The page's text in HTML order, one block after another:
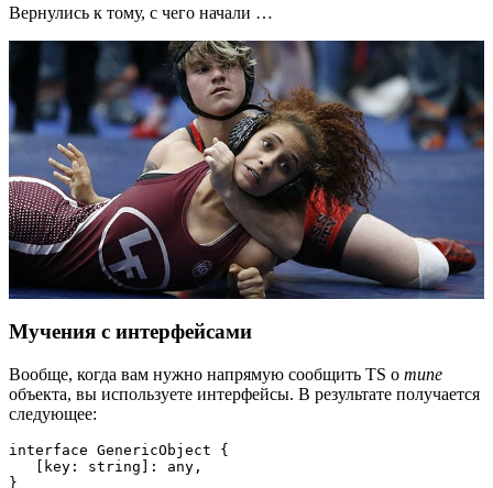
Вернулись к тому, с чего начали …
Мучения с интерфейсами
Вообще, когда вам нужно напрямую сообщить TS о типе
объекта, вы используете интерфейсы. В результате получается
следующее:
interface GenericObject {
}